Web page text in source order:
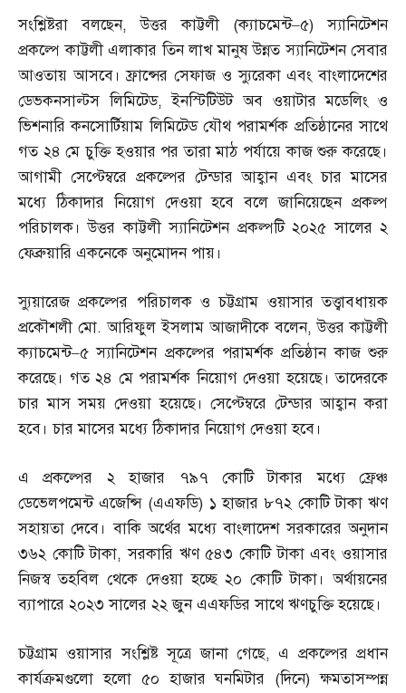
সংশ্লিষ্টরা বলছেন,উত্তর কাট্টলী (ক্যাচমেন্ট–৫)স্যানিটেশন
প্রকল্পে কাট্টলী এলাকার তিন লাখ মানুষ উন্নত স্যানিটেশন সেবার
আওতায় আসবে। ফ্রান্সের সেফাজ ও স্যুরেকা এবং বাংলাদেশের
ডেভকনসাল্টস লিমিটেড,ইনস্টিটিউট অব ওয়াটার মডেলিং ও
ভিশনারি কনসোর্টিয়াম লিমিটেড যৌথ পরামর্শক প্রতিষ্ঠানের সাথে
গত ২৪ মে চুক্তি হওয়ার পর তারা মাঠ পর্যায়ে কাজ শুরু করেছে।
আগামী সেপ্টেম্বরে প্রকল্পের টেন্ডার আহ্বান এবং চার মাসের
মধ্যে ঠিকাদার নিয়োগ দেওয়া হবে বলে জানিয়েছেন প্রকল্প
পরিচালক। উত্তর কাট্টলী স্যানিটেশন প্রকল্পটি ২০২৫ সালের ২
ফেব্রুয়ারি একনেকে অনুমোদন পায়।
স্যুয়ারেজ প্রকল্পের পরিচালক ও চট্টগ্রাম ওয়াসার তত্ত্বাবধায়ক
প্রকৌশলী মো.আরিফুল ইসলাম আজাদীকে বলেন,উত্তর কাট্টলী
ক্যাচমেন্ট–৫ স্যানিটেশন প্রকল্পের পরামর্শক প্রতিষ্ঠান কাজ শুরু
করেছে। গত ২৪ মে পরামর্শক নিয়োগ দেওয়া হয়েছে। তাদেরকে
চার মাস সময় দেওয়া হয়েছে। সেপ্টেম্বরে টেন্ডার আহ্বান করা
হবে। চার মাসের মধ্যে ঠিকাদার নিয়োগ দেওয়া হবে।
এ প্রকল্পের ২ হাজার ৭৯৭ কোটি টাকার মধ্যে ফ্রেঞ্চ
ডেভেলপমেন্ট এজেন্সি (এএফডি) ১ হাজার ৮৭২ কোটি টাকা ঋণ
সহায়তা দেবে। বাকি অর্থের মধ্যে বাংলাদেশ সরকারের অনুদান
৩৬২ কোটি টাকা,সরকারি ঋণ ৫৪৩ কোটি টাকা এবং ওয়াসার
নিজস্ব তহবিল থেকে দেওয়া হচ্ছে ২০ কোটি টাকা। অর্থায়নের
ব্যাপারে ২০২৩ সালের ২২ জুন এএফডির সাথে ঋণচুক্তি হয়েছে।
চট্টগ্রাম ওয়াসার সংশ্লিষ্ট সূত্রে জানা গেছে,এ প্রকল্পের প্রধান
কার্যক্রমগুলো হলো ৫০ হাজার ঘনমিটার (দিনে)ক্ষমতাসম্পন্ন